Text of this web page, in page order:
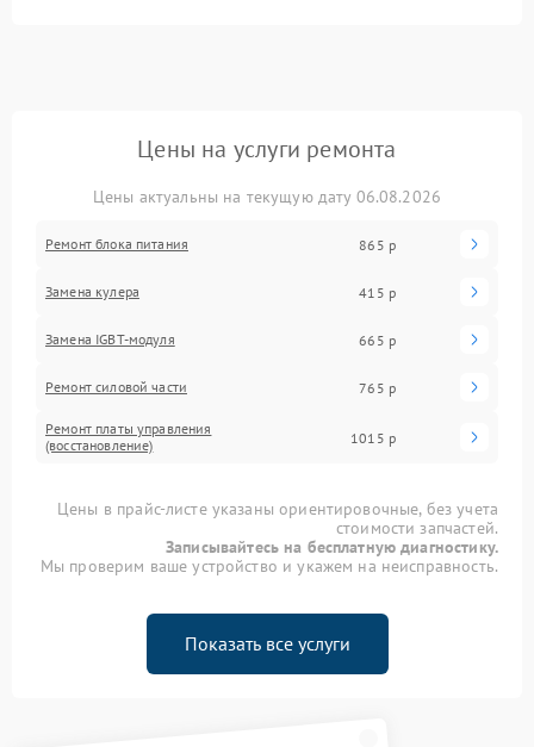
Цены на услуги ремонта
Цены актуальны на текущую дату 06.08.2026
Ремонт блока питания 865 р
Замена кулера 415 р
Замена IGBT-модуля 665 р
Ремонт силовой части 765 р
Ремонт платы управления
(восстановление)
1015 р
Цены в прайс-листе указаны ориентировочные, без учета
стоимости запчастей.
Записывайтесь на бесплатную диагностику.
Мы проверим ваше устройство и укажем на неисправность.
Показать все услуги